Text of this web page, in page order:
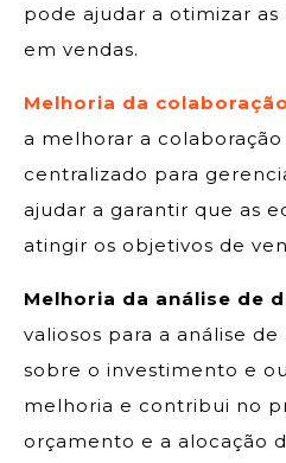
pode ajudar a otimizar
em vendas.
Melhoria da
a melhorar a
centralizado para
ajudar a garantir que as
atingir os objetivos de
Melhoria da análise de
valiosos para a análise
sobre o investimento e
melhoria e contribui no
orçamento e a alocação